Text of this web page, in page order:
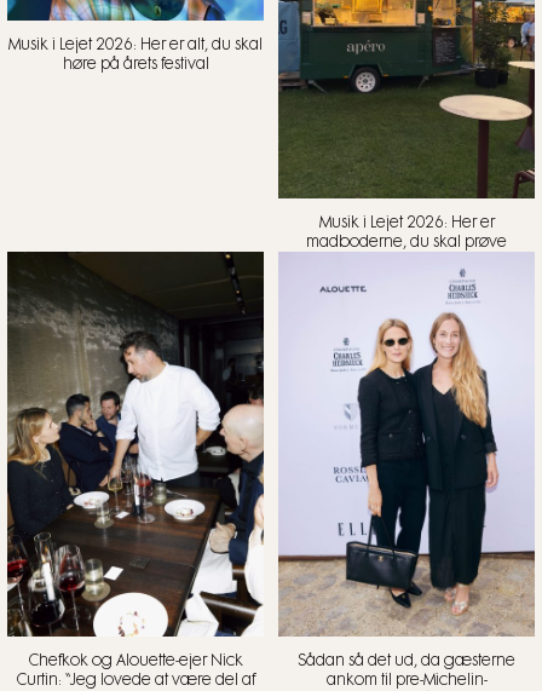
Musik i Lejet 2026: Her er alt, du skal
høre på årets festival
Musik i Lejet 2026: Her er
madboderne, du skal prøve
Chefkok og Alouette-ejer Nick
Curtin: “Jeg lovede at være del af
Sådan så det ud, da gæsterne
ankom til pre-Michelin-